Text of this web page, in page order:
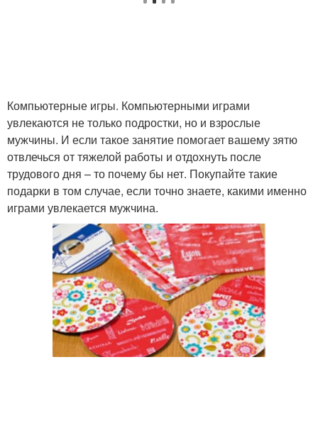
Компьютерные игры. Компьютерными играми
увлекаются не только подростки, но и взрослые
мужчины. И если такое занятие помогает вашему зятю
отвлечься от тяжелой работы и отдохнуть после
трудового дня – то почему бы нет. Покупайте такие
подарки в том случае, если точно знаете, какими именно
играми увлекается мужчина.